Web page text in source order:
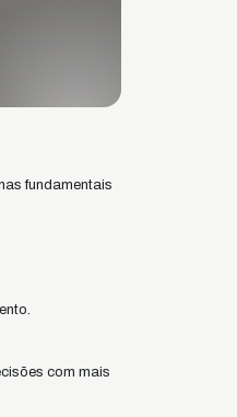
fundamentais
com mais